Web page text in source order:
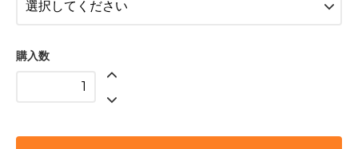
購入数